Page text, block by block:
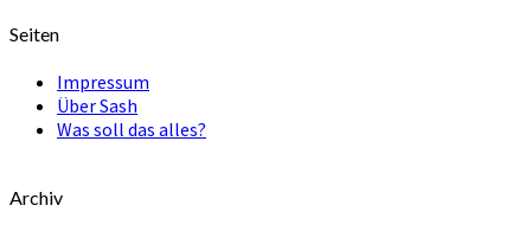
Seiten
Impressum
Über Sash
Was soll das alles?
Archiv